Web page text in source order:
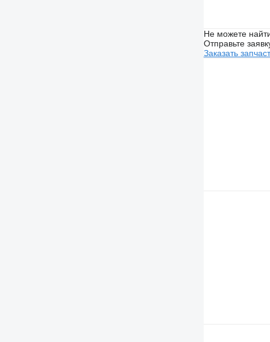
Не можете
Отправьте
Заказать